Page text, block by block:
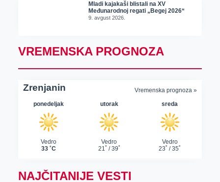
Mladi kajakaši blistali na XV
Međunarodnoj regati „Begej 2026“
9. avgust 2026.
VREMENSKA PROGNOZA
NAJČITANIJE VESTI